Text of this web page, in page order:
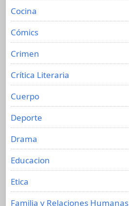
Cocina
Cómics
Crimen
Crítica Literaria
Cuerpo
Deporte
Drama
Educacion
Etica
Familia y Relaciones Humanas